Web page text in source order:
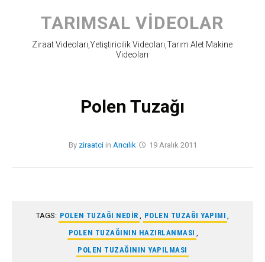
content
TARIMSAL VIDEOLAR
Ziraat Videoları,Yetiştiricilik Videoları,Tarım Alet Makine
Videoları
Polen Tuzağı
By ziraatciin Arıcılık 19 Aralık 2011
TAGS: POLEN TUZAĞI NEDIR , POLEN TUZAĞI YAPIMI ,
POLEN TUZAĞININ HAZIRLANMASI ,
POLEN TUZAĞININ YAPILMASI